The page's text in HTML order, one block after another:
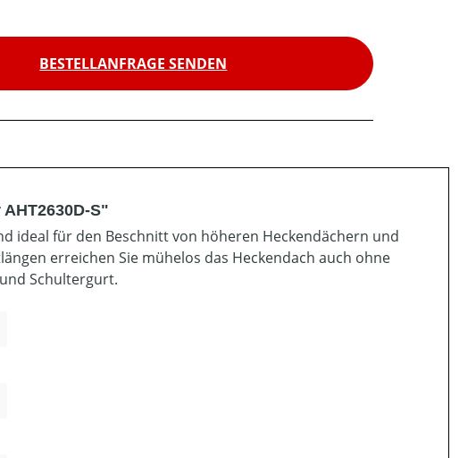
BESTELLANFRAGE SENDEN
S"
ideal für den Beschnitt von höheren Heckendächern und
erreichen Sie mühelos das Heckendach auch ohne
Schultergurt.